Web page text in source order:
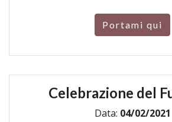
Portami qui
Celebrazione del
Data: 04/02/2021